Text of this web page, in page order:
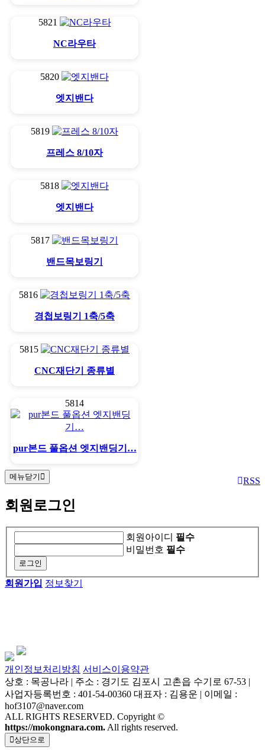
5821
NC라우타
5820
엣지밴다
5819
프레스 8/10자
5818
엣지밴다
5817
밴드목보링기
5816
경첩보링기 1축/5축
5815
CNC재단기 종류별
5814
pur본드 풀옵션 엣지밴딩기…
RSS
메뉴닫기
회원로그인
회원아이디 필수
비밀번호 필수
회원가입 정보찾기
개인정보처리방침 서비스이용약관
상호 : 목공나라 | 주소 : 경기도 김포시 고촌읍 수기로 67-53 |
사업자등록번호 : 401-54-00360 대표자 : 김용운 | 이메일 :
hof3107@naver.com
ALL RIGHTS RESERVED. Copyright ©
https://mokongnara.com. All rights reserved.
상단으로